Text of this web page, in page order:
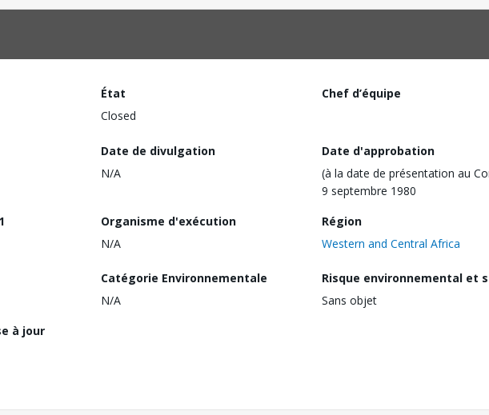
État
Closed
Chef d’équipe
Date de divulgation
N/A
Date d'approbation
(à la date de présentation au
9 septembre 1980
1
Organisme d'exécution
N/A
Région
Western and Central Africa
Catégorie Environnementale
N/A
Risque environnemental et
Sans objet
à jour